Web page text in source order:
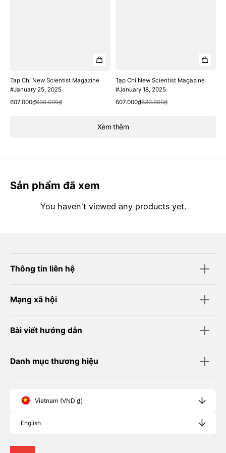
Xem thêm
Tạp Chí New Scientist Magazine
#January 25, 2025
Sale
607.000₫
Regular
630.000₫
Quick View
Tạp Chí New Scientist Magazine
#January 18, 2025
Sale
607.000₫
Regular
630.000₫
Quick View
Sản phẩm đã xem
You haven't viewed any products yet.
Thông tin liên hệ
Mạng xã hội
Bài viết hướng dẫn
Danh mục thương hiệu
Vietnam (VND ₫)
English